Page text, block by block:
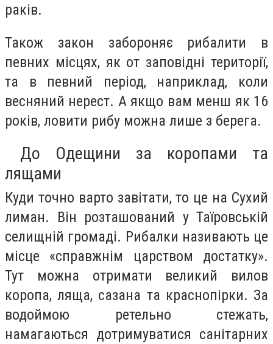
раків.
Також закон забороняє рибалити в
певних місцях, як от заповідні території,
та в певний період, наприклад, коли
весняний нерест. А якщо вам менш як 16
років, ловити рибу можна лише з берега.
До Одещини за коропами та
лящами
Куди точно варто завітати, то це на Сухий
лиман. Він розташований у Таїровській
селищній громаді. Рибалки називають це
місце «справжнім царством достатку».
Тут можна отримати великий вилов
коропа, ляща, сазана та краснопірки. За
водоймою ретельно стежать,
намагаються дотримуватися санітарних